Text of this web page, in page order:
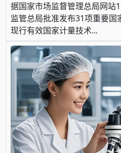
据国家市场监督管理总局网站
监管总局批准发布31项重要
现行有效国家计量技术...